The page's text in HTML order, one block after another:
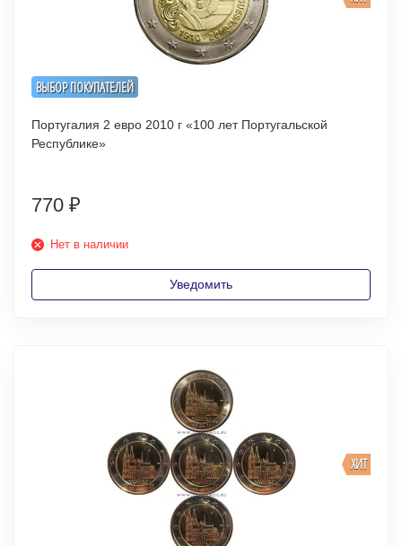
ВЫБОР ПОКУПАТЕЛЕЙ
Португалия 2 евро 2010 г «100 лет Португальской
Республике»
770 ₽
Нет в наличии
Уведомить
ХИТ